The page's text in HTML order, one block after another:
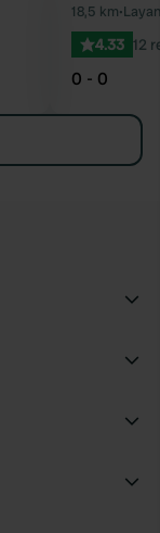
Preferito18,5 km•
4.33 12
0 - 0